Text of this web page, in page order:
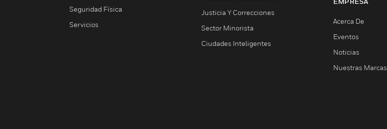
Seguridad Física
Servicios
Justicia Y Correcciones
Sector Minorista
Ciudades Inteligentes
Acerca De
Eventos
Noticias
Nuestras Marcas